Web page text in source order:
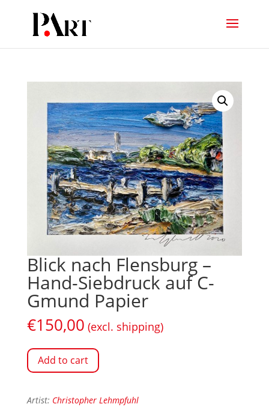
Blick nach Flensburg –
Hand-Siebdruck auf C-
Gmund Papier
€150,00 (excl. shipping)
Add to cart
Artist: Christopher Lehmpfuhl